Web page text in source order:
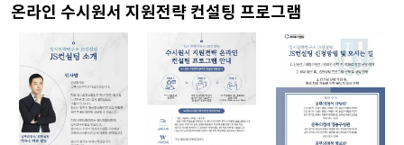
온라인 수시원서 지원전략 컨설팅 프로그램